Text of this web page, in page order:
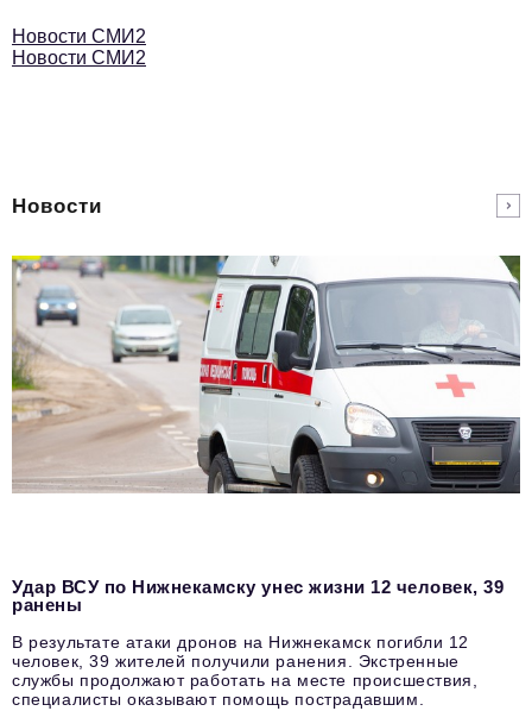
Новости СМИ2
Новости СМИ2
Новости
Удар ВСУ по Нижнекамску унес жизни 12 человек, 39
ранены
В результате атаки дронов на Нижнекамск погибли 12
человек, 39 жителей получили ранения. Экстренные
службы продолжают работать на месте происшествия,
специалисты оказывают помощь пострадавшим.